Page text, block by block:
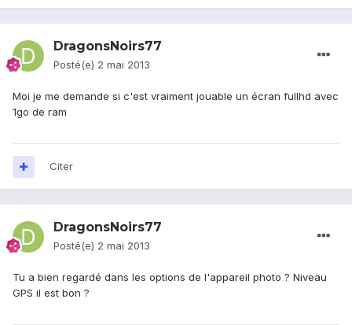
DragonsNoirs77
Posté(e) 2 mai 2013
Moi je me demande si c'est vraiment jouable un écran fullhd avec
1go de ram
Citer
DragonsNoirs77
Posté(e) 2 mai 2013
Tu a bien regardé dans les options de l'appareil photo ? Niveau
GPS il est bon ?